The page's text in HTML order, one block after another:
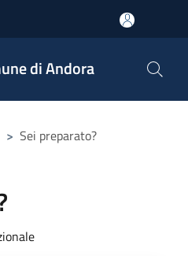
di Andora
> Sei preparato?